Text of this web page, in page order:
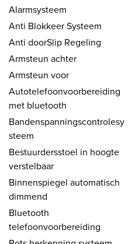
Alarmsysteem
Anti Blokkeer Systeem
Anti doorSlip Regeling
Armsteun achter
Armsteun voor
Autotelefoonvoorbereiding
met bluetooth
Bandenspanningscontrolesy
steem
Bestuurdersstoel in hoogte
verstelbaar
Binnenspiegel automatisch
dimmend
Bluetooth
telefoonvoorbereiding